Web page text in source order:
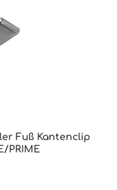
Fuß Kantenclip
PRIME